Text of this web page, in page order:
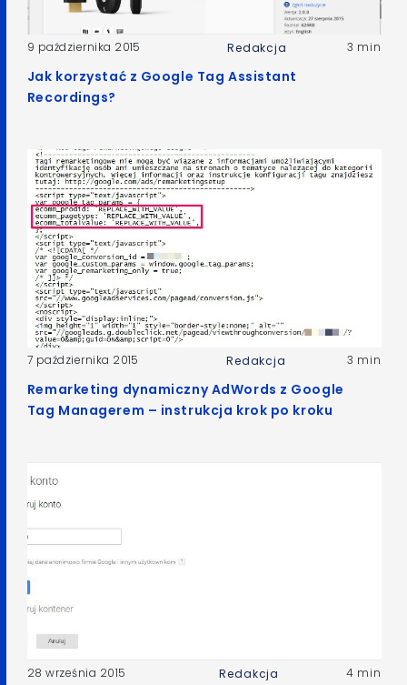
9 października 2015 Redakcja 3 min
Jak korzystać z Google Tag Assistant
Recordings?
7 października 2015 Redakcja 3 min
Remarketing dynamiczny AdWords z Google
Tag Managerem – instrukcja krok po kroku
28 września 2015 Redakcja 4 min